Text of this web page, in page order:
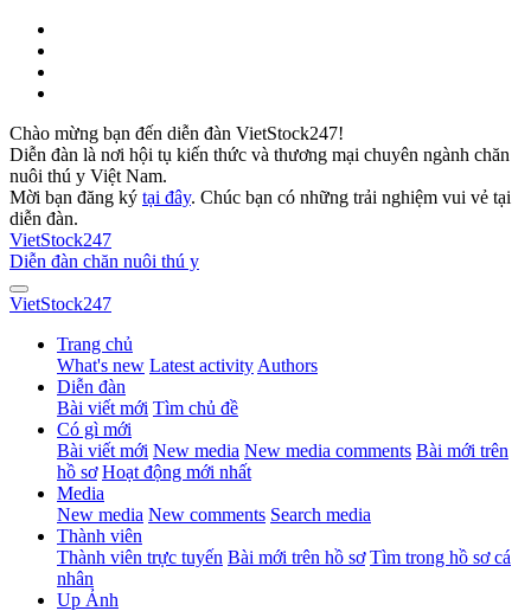
Chào mừng bạn đến diễn đàn VietStock247!
Diễn đàn là nơi hội tụ kiến thức và thương mại chuyên ngành chăn
nuôi thú y Việt Nam.
Mời bạn đăng ký tại đây. Chúc bạn có những trải nghiệm vui vẻ tại
diễn đàn.
VietStock247
Diễn đàn chăn nuôi thú y
VietStock247
Trang chủ
What's new Latest activity Authors
Diễn đàn
Bài viết mới Tìm chủ đề
Có gì mới
Bài viết mới New media New media comments Bài mới trên
hồ sơ Hoạt động mới nhất
Media
New media New comments Search media
Thành viên
Thành viên trực tuyến Bài mới trên hồ sơ Tìm trong hồ sơ cá
nhân
Up Ảnh